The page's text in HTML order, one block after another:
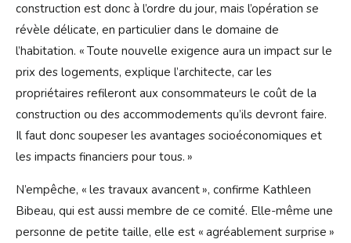
construction est donc à l’ordre du jour, mais l’opération se
révèle délicate, en particulier dans le domaine de
l’habitation. « Toute nouvelle exigence aura un impact sur le
prix des logements, explique l’architecte, car les
propriétaires refileront aux consommateurs le coût de la
construction ou des accommodements qu’ils devront faire.
Il faut donc soupeser les avantages socioéconomiques et
les impacts financiers pour tous. »
N’empêche, « les travaux avancent », confirme Kathleen
Bibeau, qui est aussi membre de ce comité. Elle-même une
personne de petite taille, elle est « agréablement surprise »